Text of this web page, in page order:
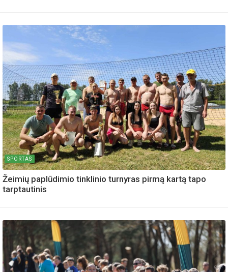
SPORTAS
Žeimių paplūdimio tinklinio turnyras pirmą kartą tapo
tarptautinis